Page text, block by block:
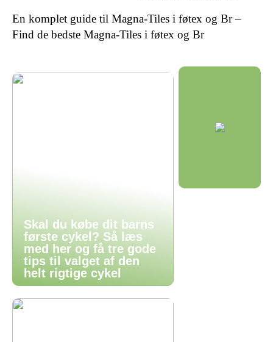
En komplet guide til Magna-Tiles i føtex og Br –
Find de bedste Magna-Tiles i føtex og Br
Skal du købe dit barns
første cykel? Så læs
med her og få tre gode
tips til valget af den
helt rigtige cykel